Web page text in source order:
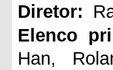
Diretor:
Elenco
Han,